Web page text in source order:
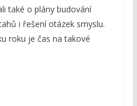
také o plány budování
i řešení otázek smyslu.
roku je čas na takové